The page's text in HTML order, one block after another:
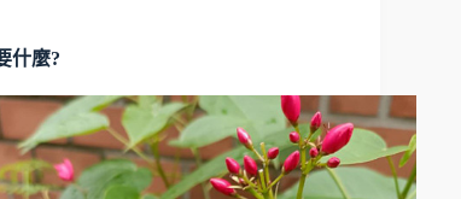
什麼?